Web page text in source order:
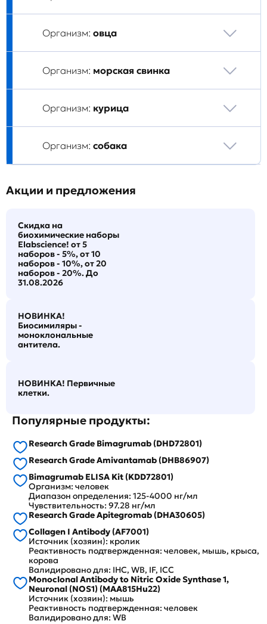
Организм: овца
Организм: морская свинка
Организм: курица
Организм: собака
Акции и предложения
Скидка на
биохимические наборы
Elabscience! от 5
наборов - 5%, от 10
наборов - 10%, от 20
наборов - 20%. До
31.08.2026
НОВИНКА!
Биосимиляры -
моноклональные
антитела.
НОВИНКА! Первичные
клетки.
Популярные продукты:
Research Grade Bimagrumab (DHD72801)
Research Grade Amivantamab (DHB86907)
Bimagrumab ELISA Kit (KDD72801)
Организм: человек
Диапазон определения: 125-4000 нг/мл
Чувствительность: 97.28 нг/мл
Research Grade Apitegromab (DHA30605)
Collagen I Antibody (AF7001)
Источник (хозяин): кролик
Реактивность подтвержденная: человек, мышь, крыса,
корова
Валидировано для: IHC, WB, IF, ICC
Monoclonal Antibody to Nitric Oxide Synthase 1,
Neuronal (NOS1) (MAA815Hu22)
Источник (хозяин): мышь
Реактивность подтвержденная: человек
Валидировано для: WB